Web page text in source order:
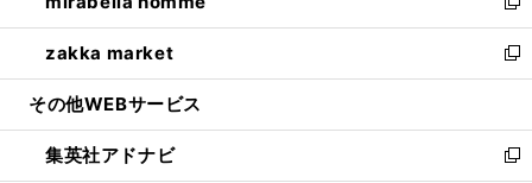
開
く
ウ
で
開
ィ
ン
ド
ウ
開
く
い
ウ
ィ
ン
ウ
で
新
し
い
ウ
ン
ド
zakka market
新
し
ウ
ィ
その他WEBサービス
集英社アドナビ
新